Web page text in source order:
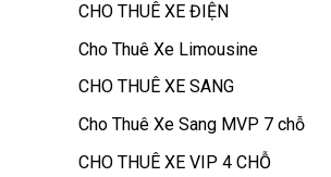
CHO THUÊ XE ĐIỆN
Cho Thuê Xe Limousine
CHO THUÊ XE SANG
Cho Thuê Xe Sang MVP 7 chỗ
CHO THUÊ XE VIP 4 CHỖ